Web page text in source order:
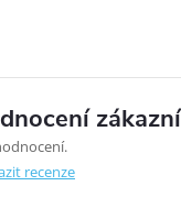
recenze